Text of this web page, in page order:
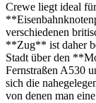
Crewe liegt ideal
verschiedenen
**Zug** ist daher
Stadt über den
Fernstraßen A530
sich die
von denen man